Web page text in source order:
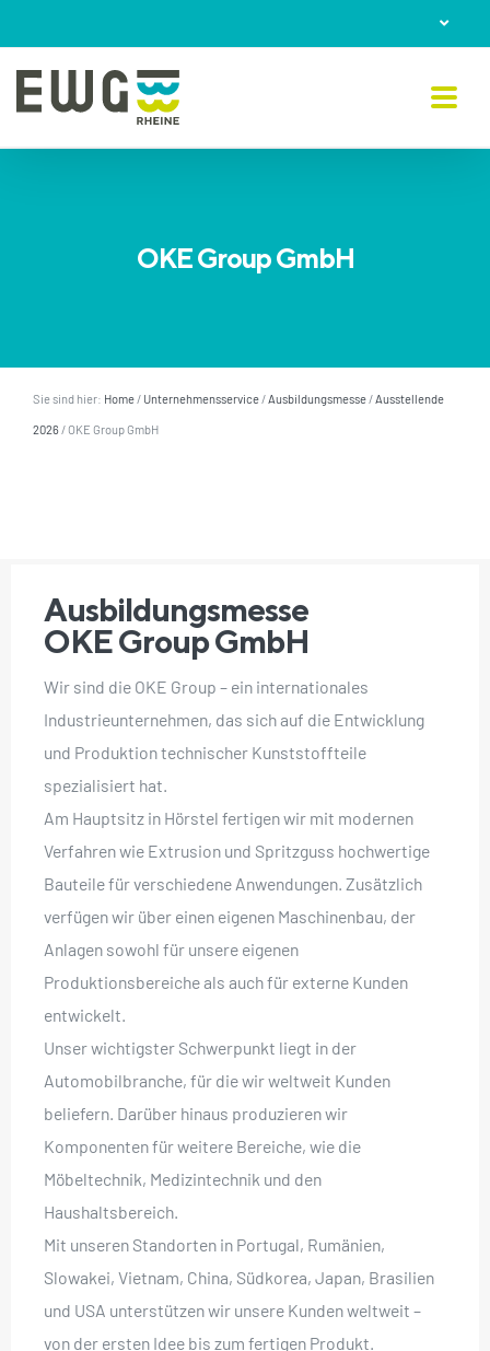
to
content
OKE Group GmbH
Sie sind hier: Home/ Unternehmensservice/Ausbildungsmesse/Ausstellende
2026/OKE Group GmbH
Ausbildungsmesse
OKE Group GmbH
Wir sind die OKE Group – ein internationales
Industrieunternehmen, das sich auf die Entwicklung
und Produktion technischer Kunststoffteile
spezialisiert hat.
Am Hauptsitz in Hörstel fertigen wir mit modernen
Verfahren wie Extrusion und Spritzguss hochwertige
Bauteile für verschiedene Anwendungen. Zusätzlich
verfügen wir über einen eigenen Maschinenbau, der
Anlagen sowohl für unsere eigenen
Produktionsbereiche als auch für externe Kunden
entwickelt.
Unser wichtigster Schwerpunkt liegt in der
Automobilbranche, für die wir weltweit Kunden
beliefern. Darüber hinaus produzieren wir
Komponenten für weitere Bereiche, wie die
Möbeltechnik, Medizintechnik und den
Haushaltsbereich.
Mit unseren Standorten in Portugal, Rumänien,
Slowakei, Vietnam, China, Südkorea, Japan, Brasilien
und USA unterstützen wir unsere Kunden weltweit –
von der ersten Idee bis zum fertigen Produkt.